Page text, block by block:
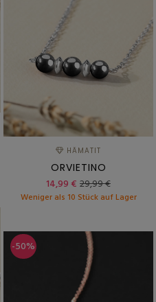
HÄMATIT
ORVIETINO
14,99 € 29,99 €
Weniger als 10 Stück auf Lager
-50%